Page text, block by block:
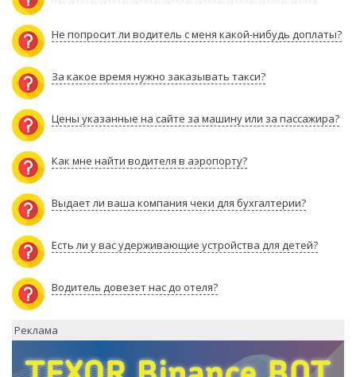
Не попросит ли водитель с меня какой-нибудь доплаты?
За какое время нужно заказывать такси?
Цены указанные на сайте за машину или за пассажира?
Как мне найти водителя в аэропорту?
Выдает ли ваша компания чеки для бухгалтерии?
Есть ли у вас удерживающие устройства для детей?
Водитель довезет нас до отеля?
Реклама